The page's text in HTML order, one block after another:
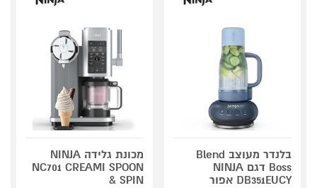
בלנדר מעוצב Blend
Boss דגם NINJA
DB351EUCY אפור
מכונת גלידה NINJA
NC701 CREAMI SPOON
& SPIN